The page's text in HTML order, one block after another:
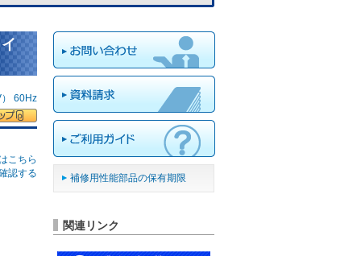
60Hz
こちら
認する
補修用性能部品の保有期限
関連リンク